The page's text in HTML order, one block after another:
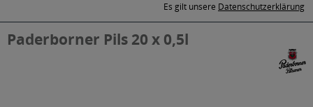
Es gilt unsere Datenschutzerklärung
Paderborner Pils 20 x 0,5l